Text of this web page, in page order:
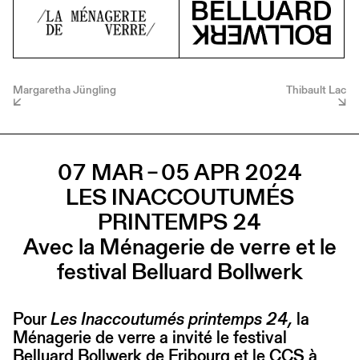
Margaretha Jüngling Thibault Lac
07 MAR – 05 APR 2024
LES INACCOUTUMÉS
PRINTEMPS 24
Avec la Ménagerie de verre et le
festival Belluard Bollwerk
PourLes Inaccoutumés printemps 24, la
Ménagerie de verre a invité le festival